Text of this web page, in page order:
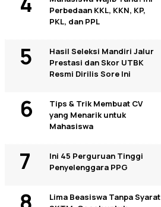
Perbedaan KKL, KKN, KP,
PKL, dan PPL
Hasil Seleksi Mandiri Jalur
Prestasi dan Skor UTBK
Resmi Dirilis Sore Ini
Tips & Trik Membuat CV
yang Menarik untuk
Mahasiswa
Ini 45 Perguruan Tinggi
Penyelenggara PPG
Lima Beasiswa Tanpa Syarat